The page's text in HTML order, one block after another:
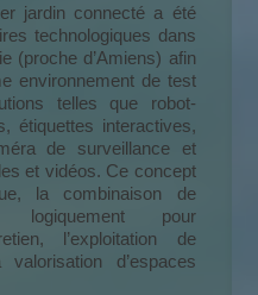
jardin connecté a été
technologiques dans
(proche d’Amiens) afin
environnement de test
telles que robot-
étiquettes interactives,
de surveillance et
et vidéos. Ce concept
la combinaison de
logiquement pour
l’exploitation de
d’espaces